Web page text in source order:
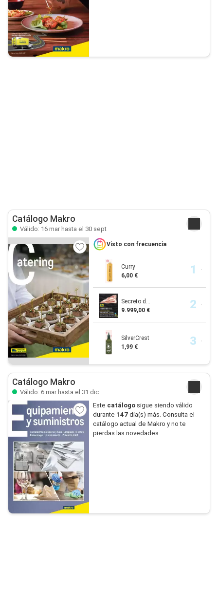
Catálogo Makro
Válido: 16 mar hasta el 30 sept
Visto con frecuencia
Curry
6,00 €
Secreto d...
9.999,00 €
SilverCrest
1,99 €
Catálogo Makro
Válido: 6 mar hasta el 31 dic
Este catálogosigue siendo válido
durante 147día(s) más. Consulta el
catálogo actual de Makro y no te
pierdas las novedades.